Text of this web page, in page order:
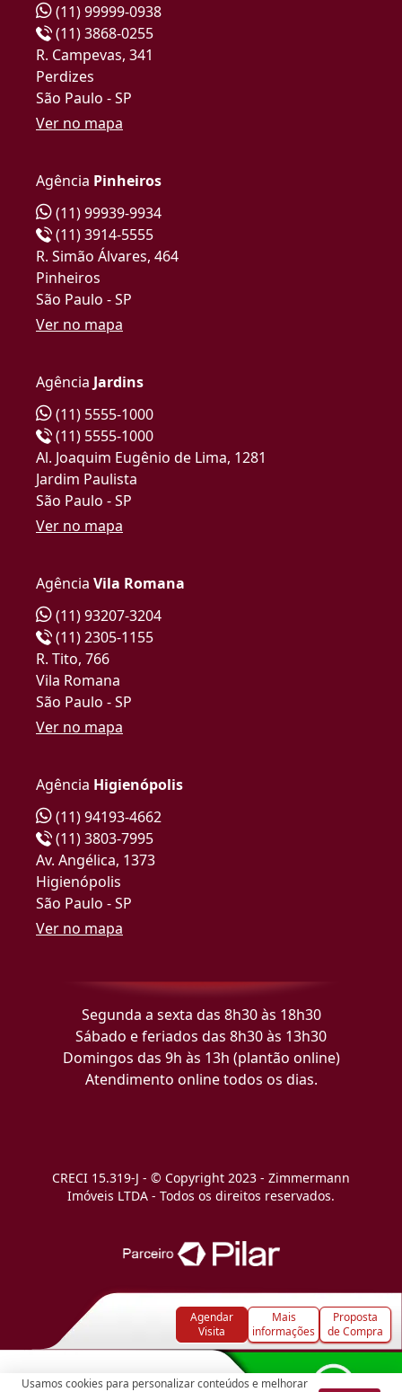
Usamos cookies para personalizar conteúdos e melhorar
Agendar
Visita
Mais
informações
Proposta
de Compra
(11) 99999-0938
(11) 3868-0255
R. Campevas, 341
Perdizes
São Paulo - SP
Ver no mapa
Agência Pinheiros
(11) 99939-9934
(11) 3914-5555
R. Simão Álvares, 464
Pinheiros
São Paulo - SP
Ver no mapa
Agência Jardins
(11) 5555-1000
(11) 5555-1000
Al. Joaquim Eugênio de Lima, 1281
Jardim Paulista
São Paulo - SP
Ver no mapa
Agência Vila Romana
(11) 93207-3204
(11) 2305-1155
R. Tito, 766
Vila Romana
São Paulo - SP
Ver no mapa
Agência Higienópolis
(11) 94193-4662
(11) 3803-7995
Av. Angélica, 1373
Higienópolis
São Paulo - SP
Ver no mapa
Segunda a sexta das 8h30 às 18h30
Sábado e feriados das 8h30 às 13h30
Domingos das 9h às 13h (plantão online)
Atendimento online todos os dias.
CRECI 15.319-J - © Copyright 2023 - Zimmermann
Imóveis LTDA - Todos os direitos reservados.